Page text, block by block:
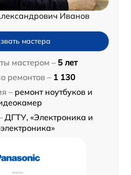
Иванов
мастера
мастером – 5 лет
ремонтов – 1 130
– ремонт ноутбуков и
ДГТУ, «Электроника и